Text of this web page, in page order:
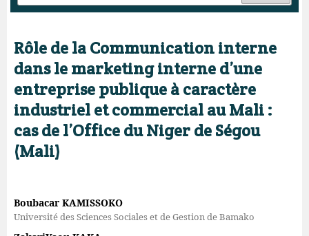
Home / Archives / Vol. 8 No. 2 (2025) / Articles
Rôle de la Communication interne
dans le marketing interne d’une
entreprise publique à caractère
industriel et commercial au Mali :
cas de l’Office du Niger de Ségou
(Mali)
Boubacar KAMISSOKO
Université des Sciences Sociales et de Gestion de Bamako